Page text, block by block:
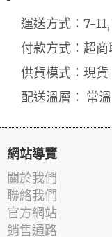
運送方式：7-
付款方式：超
供貨模式：現貨
配送溫層： 常溫
網站導覽
關於我們
聯絡我們
官方網站
銷售通路